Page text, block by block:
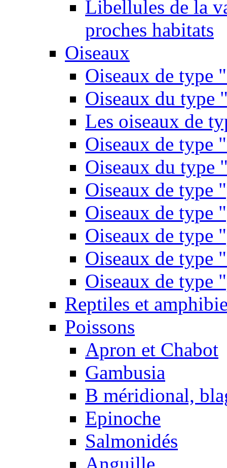
Libellules de la
proches habitats
Oiseaux
Oiseaux de type
Oiseaux du type
Les oiseaux de
Oiseaux de type
Oiseaux du type
Oiseaux de type
Oiseaux de type
Oiseaux de type
Oiseaux de type
Oiseaux de type
Reptiles et
Poissons
Apron et Chabot
Gambusia
B méridional,
Epinoche
Salmonidés